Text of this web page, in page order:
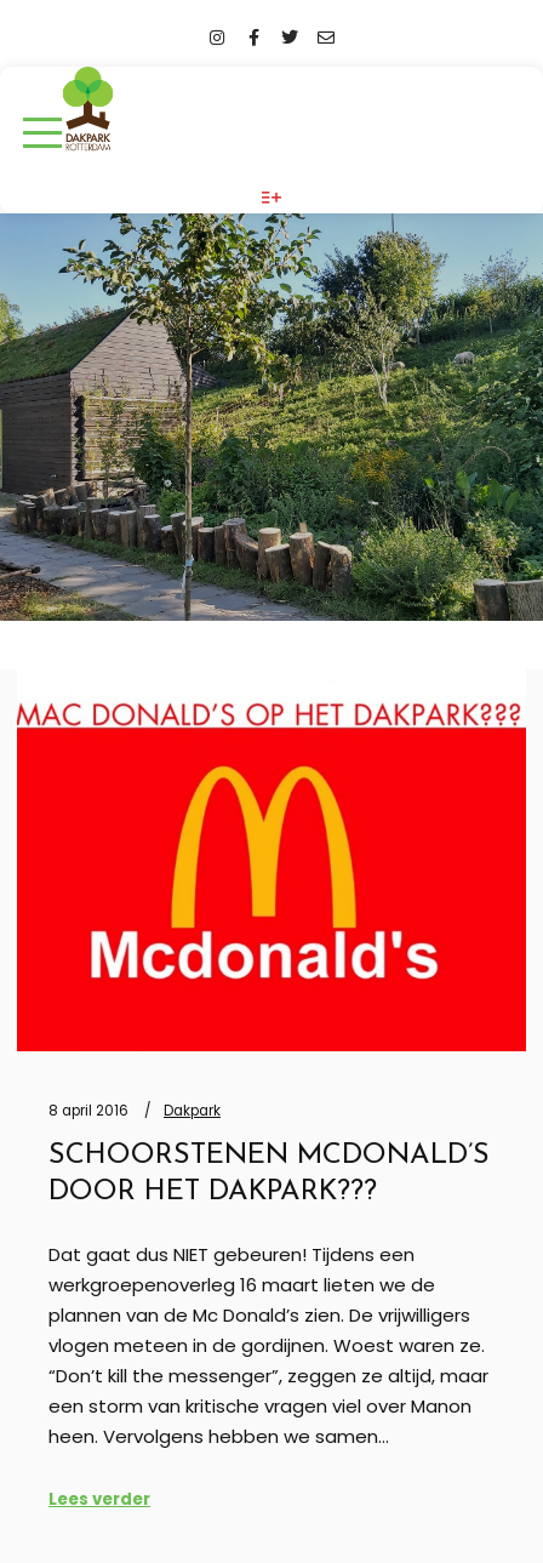
More info
BLOG
8 april 2016 Dakpark
SCHOORSTENEN MCDONALD’S
DOOR HET DAKPARK???
Dat gaat dus NIET gebeuren! Tijdens een
werkgroepenoverleg 16 maart lieten we de
plannen van de Mc Donald’s zien. De vrijwilligers
vlogen meteen in de gordijnen. Woest waren ze.
“Don’t kill the messenger”, zeggen ze altijd, maar
een storm van kritische vragen viel over Manon
heen. Vervolgens hebben we samen…
Lees verder